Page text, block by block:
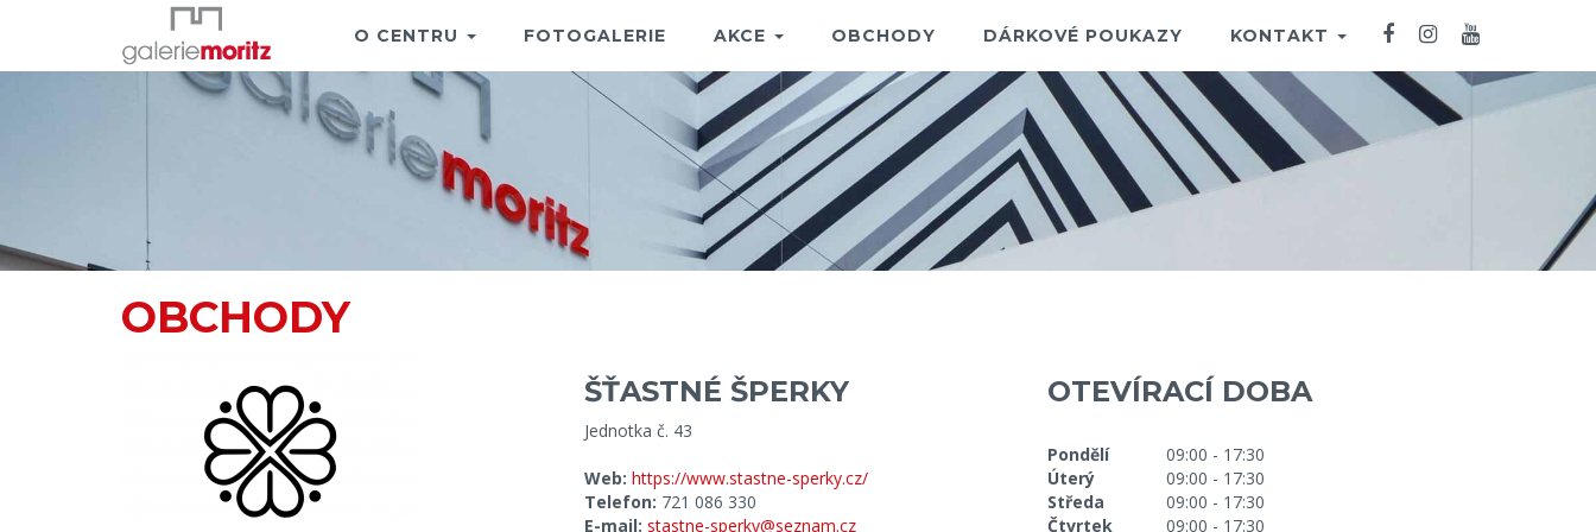
O CENTRU FOTOGALERIE AKCE OBCHODY DÁRKOVÉ POUKAZY KONTAKT
OBCHODY
ŠŤASTNÉ ŠPERKY
Jednotka č. 43
Web: https://www.stastne-sperky.cz/
Telefon: 721 086 330
E-mail: stastne-sperky@seznam.cz
OTEVÍRACÍ DOBA
Pondělí
09:00 - 17:30
Úterý
09:00 - 17:30
Středa
09:00 - 17:30
Čtvrtek
09:00 - 17:30